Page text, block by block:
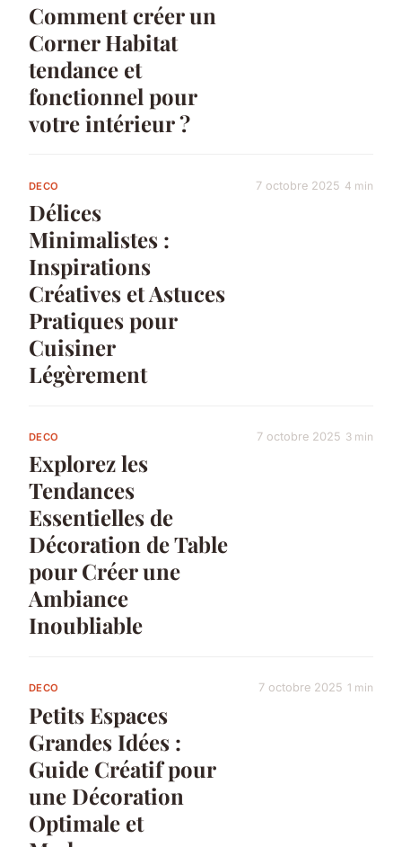
Comment créer un
Corner Habitat
tendance et
fonctionnel pour
votre intérieur ?
DECO
Délices
Minimalistes :
Inspirations
Créatives et Astuces
Pratiques pour
Cuisiner
Légèrement
7 octobre 2025 4 min
DECO
Explorez les
Tendances
Essentielles de
Décoration de Table
pour Créer une
Ambiance
Inoubliable
7 octobre 2025 3 min
DECO
Petits Espaces
Grandes Idées :
Guide Créatif pour
une Décoration
Optimale et
7 octobre 2025 1 min